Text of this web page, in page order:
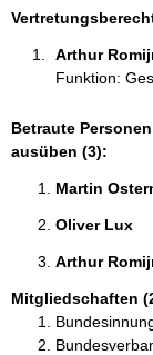
e
Arthur
Funktion:
Betraute
ausüben (3):
Martin
Oliver Lux
Arthur
Mitgliedschaften